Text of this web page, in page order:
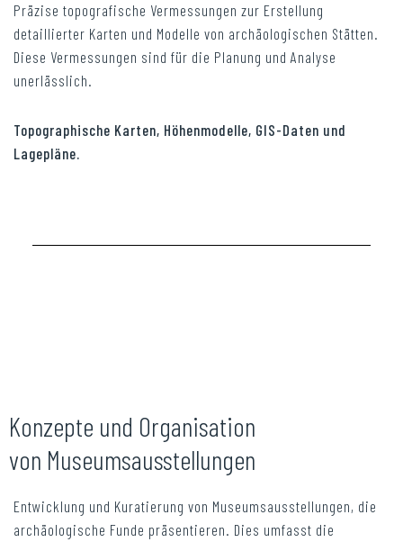
Präzise topografische Vermessungen zur Erstellung
detaillierter Karten und Modelle von archäologischen Stätten.
Diese Vermessungen sind für die Planung und Analyse
unerlässlich.
Topographische Karten, Höhenmodelle, GIS-Daten und
Lagepläne.
Konzepte und Organisation
von Museumsausstellungen
Entwicklung und Kuratierung von Museumsausstellungen, die
archäologische Funde präsentieren. Dies umfasst die